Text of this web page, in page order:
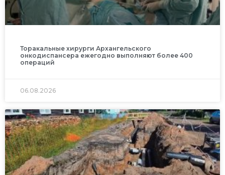
Торакальные хирурги Архангельского
онкодиспансера ежегодно выполняют более 400
операций
06.08.2026